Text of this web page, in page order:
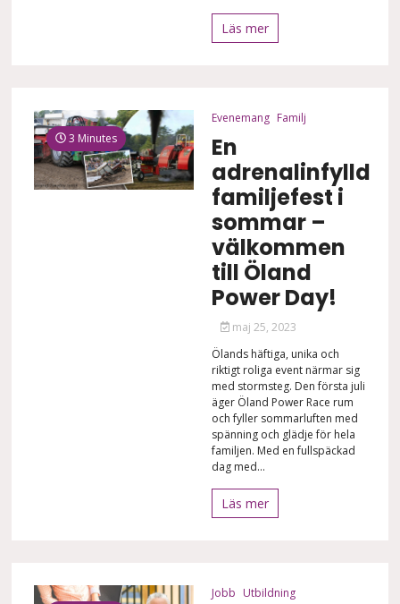
Läs mer
3 Minutes
Evenemang Familj
En
adrenalinfylld
familjefest i
sommar –
välkommen
till Öland
Power Day!
maj 25, 2023
Ölands häftiga, unika och
riktigt roliga event närmar sig
med stormsteg. Den första juli
äger Öland Power Race rum
och fyller sommarluften med
spänning och glädje för hela
familjen. Med en fullspäckad
dag med...
Läs mer
Jobb Utbildning